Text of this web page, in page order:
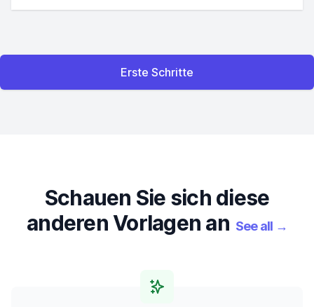
Erste Schritte
Schauen Sie sich diese
anderen Vorlagen an See all →